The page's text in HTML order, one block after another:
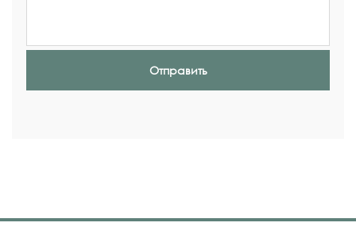
Отправить